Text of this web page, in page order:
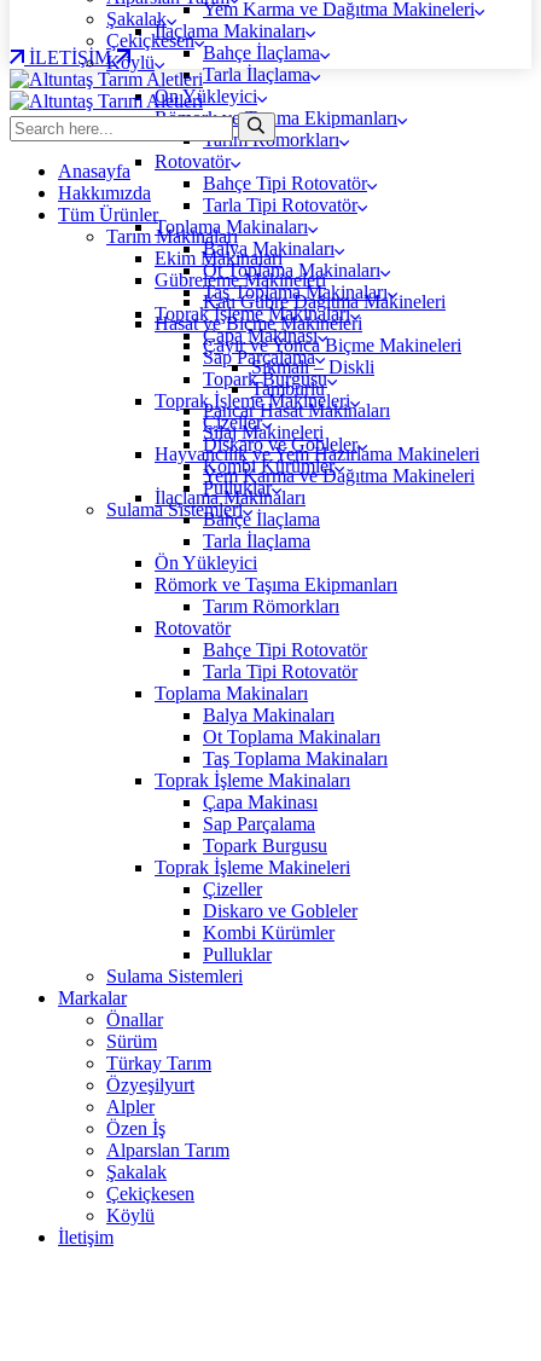
Yem Karma ve Dağıtma Makineleri
İlaçlama Makinaları
Bahçe İlaçlama
Tarla İlaçlama
Ön Yükleyici
Römork ve Taşıma Ekipmanları
Tarım Römorkları
Rotovatör
Bahçe Tipi Rotovatör
Tarla Tipi Rotovatör
Toplama Makinaları
Balya Makinaları
Ot Toplama Makinaları
Taş Toplama Makinaları
Toprak İşleme Makinaları
Çapa Makinası
Sap Parçalama
Topark Burgusu
Toprak İşleme Makineleri
Çizeller
Diskaro ve Gobleler
Kombi Kürümler
Pulluklar
Sulama Sistemleri
Şakalak
Çekiçkesen
Köylü
İLETİŞİM
Anasayfa
Hakkımızda
Tüm Ürünler
Tarım Makinaları
Ekim Makinaları
Gübreleme Makineleri
Katı Gübre Dağıtma Makineleri
Hasat ve Biçme Makineleri
Çayır ve Yonca Biçme Makineleri
Sıkmalı – Diskli
Tamburlu
Pancar Hasat Makinaları
Silaj Makineleri
Hayvancılık ve Yem Hazırlama Makineleri
Yem Karma ve Dağıtma Makineleri
İlaçlama Makinaları
Bahçe İlaçlama
Tarla İlaçlama
Ön Yükleyici
Römork ve Taşıma Ekipmanları
Tarım Römorkları
Rotovatör
Bahçe Tipi Rotovatör
Tarla Tipi Rotovatör
Toplama Makinaları
Balya Makinaları
Ot Toplama Makinaları
Taş Toplama Makinaları
Toprak İşleme Makinaları
Çapa Makinası
Sap Parçalama
Topark Burgusu
Toprak İşleme Makineleri
Çizeller
Diskaro ve Gobleler
Kombi Kürümler
Pulluklar
Sulama Sistemleri
Markalar
Önallar
Sürüm
Türkay Tarım
Özyeşilyurt
Alpler
Özen İş
Alparslan Tarım
Şakalak
Çekiçkesen
Köylü
İletişim